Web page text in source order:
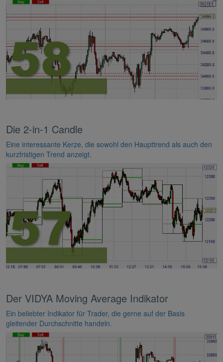
Die 2-in-1 Candle
Eine interessante Kerze, die sowohl den Haupttrend als auch den
kurzfristigen Trend anzeigt.
Der VIDYA Moving Average Indikator
Ein beliebter Indikator für Trader, die gerne auf der Basis
gleitender Durchschnitte handeln.